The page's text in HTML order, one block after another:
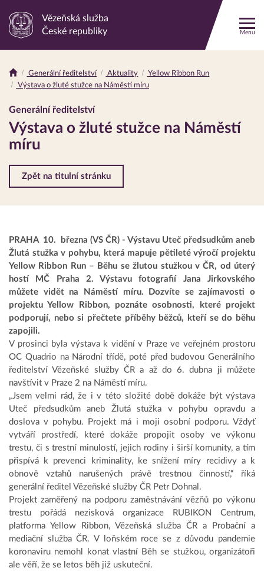
Odkaz
stránku
Vězeňská služba
České republiky
Menu
Drobečková
Generální ředitelství Aktuality
Yellow Ribbon Run
Výstava o žluté stužce na Náměstí míru
Generální ředitelství
Výstava o žluté stužce na Náměstí
míru
Zpět na titulní stránku
PRAHA 10. března (VS ČR) - Výstavu Uteč předsudkům aneb
Žlutá stužka v pohybu, která mapuje pětileté výročí projektu
Yellow Ribbon Run – Běhu se žlutou stužkou v ČR, od úterý
hostí MČ Praha 2. Výstavu fotografií Jana Jirkovského
můžete vidět na Náměstí míru. Dozvíte se zajímavosti o
projektu Yellow Ribbon, poznáte osobnosti, které projekt
podporují, nebo si přečtete příběhy běžců, kteří se do běhu
zapojili.
V prosinci byla výstava k vidění v Praze ve veřejném prostoru
OC Quadrio na Národní třídě, poté před budovou Generálního
ředitelství Vězeňské služby ČR a až do 6. dubna ji můžete
navštívit v Praze 2 na Náměstí míru.
„Jsem velmi rád, že i v této složité době dokáže být výstava
Uteč předsudkům aneb Žlutá stužka v pohybu opravdu a
doslova v pohybu. Projekt má i moji osobní podporu. Vždyť
vytváří prostředí, které dokáže propojit osoby ve výkonu
trestu, či s trestní minulostí, jejich rodiny i širší komunity, a tím
přispívá k prevenci kriminality, ke snížení míry recidivy a k
obnově vztahů narušených právě trestnou činností,“ říká
generální ředitel Vězeňské služby ČR Petr Dohnal.
Projekt zaměřený na podporu zaměstnávání vězňů po výkonu
trestu pořádá nezisková organizace RUBIKON Centrum,
platforma Yellow Ribbon, Vězeňská služba ČR a Probační a
mediační služba ČR. V loňském roce se z důvodu pandemie
koronaviru nemohl konat vlastní Běh se stužkou, organizátoři
ale věří, že se letos běh již uskuteční.